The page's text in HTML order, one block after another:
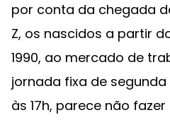
por conta da chegada
Z, os nascidos a partir
1990, ao mercado de
jornada fixa de
às 17h, parece não